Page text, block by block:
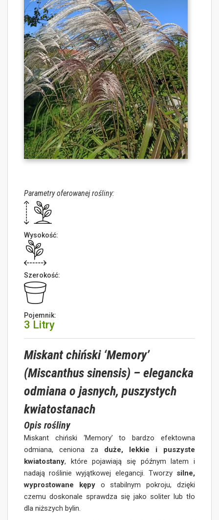
Parametry oferowanej rośliny:
Wysokość:
Szerokość:
Pojemnik:
3 Litry
Miskant chiński ‘Memory’
(Miscanthus sinensis) – elegancka
odmiana o jasnych, puszystych
kwiatostanach
Opis rośliny
Miskant chiński ‘Memory’ to bardzo efektowna
odmiana, ceniona za duże, lekkie i puszyste
kwiatostany, które pojawiają się późnym latem i
nadają roślinie wyjątkowej elegancji. Tworzy silne,
wyprostowane kępy o stabilnym pokroju, dzięki
czemu doskonale sprawdza się jako soliter lub tło
dla niższych bylin.